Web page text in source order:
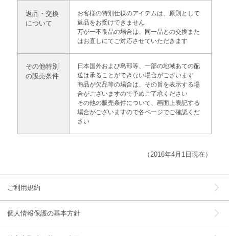
返品・交換
について
お客様の特別仕様のアイテムは、原則として
返品をお受けできません
万が一不良品の場合は、同一品との交換また
はお直しにてご対応させていただきます
その他特別
の販売条件
日本国外および島部等、一部の地域あての配
送は承ることができない場合がございます
商品が欠品等の場合は、その旨を表示する場
合がございますので予めご了承ください
その他の販売条件について、画面上表記する
場合がございますので各ページでご確認くだ
さい
（2016年4月1日現在）
ご利用規約
個人情報保護の基本方針